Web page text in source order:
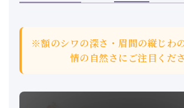
※額のシワの深さ・眉間の縦じわ
情の自然さにご注目くだ